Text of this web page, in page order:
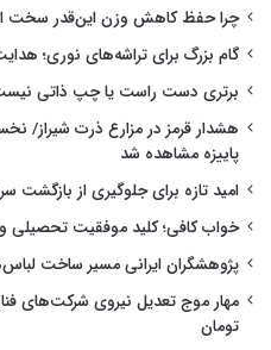
چرا حفظ کاهش وزن این‌قدر سخت
گام بزرگ برای تراشه‌های نوری؛
برتری دست راست یا چپ ذاتی
هشدار قرمز در مزارع ذرت شیراز/
پاییزه مشاهده شد
امید تازه برای جلوگیری از بازگشت
خواب کافی؛ کلید موفقیت تحصیلی و
پژوهشگران ایرانی مسیر ساخت
تومان